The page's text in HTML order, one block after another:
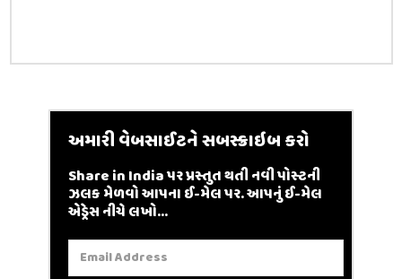
અમારી વેબસાઈટને સબસ્ક્રાઇબ કરો
Share in India પર પ્રસ્તુત થતી નવી પોસ્ટની
ઝલક મેળવો આપના ઈ-મેલ પર. આપનું ઈ-મેલ
એડ્રેસ નીચે લખો...
Email
Address